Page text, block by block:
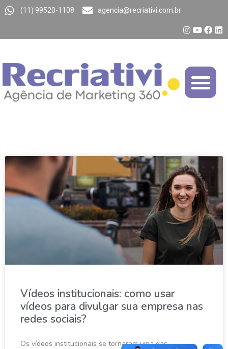
(11) 99520-1108 agencia@recriativi.com.br
Vídeos institucionais: como usar
vídeos para divulgar sua empresa nas
redes sociais?
Os vídeos institucionais se tornaram uma das